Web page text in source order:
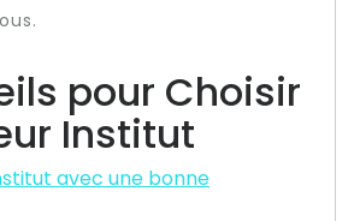
pour Choisir
Institut
avec une bonne